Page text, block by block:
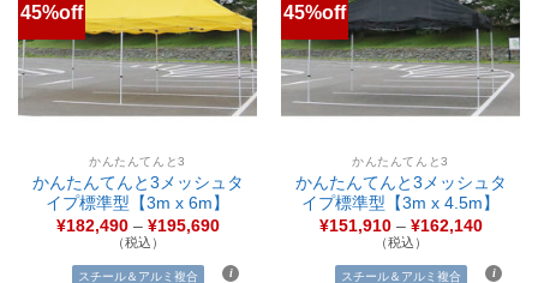
45%off
お気
に入
りに
追加
かんたんてんと3
かんたんてんと3メッシュタ
イプ標準型【3m x 6m】
¥182,490– ¥195,690
（税込）
スチール＆アルミ複合
45%off
お気
に入
りに
追加
かんたんてんと3
かんたんてんと3メッシュタ
イプ標準型【3m x 4.5m】
¥151,910– ¥162,140
（税込）
スチール＆アルミ複合